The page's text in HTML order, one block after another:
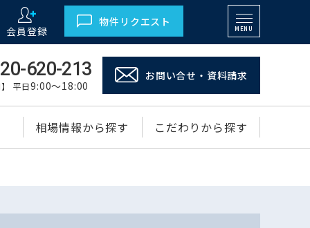
会員登録
物件リクエスト
MENU
620-213
】 平日9:00～18:00
お問い合せ・資料請求
相場情報から探す こだわりから探す